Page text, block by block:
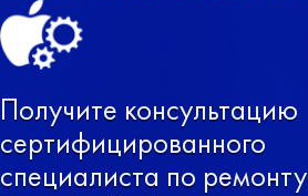
Получите консультацию
сертифицированного
специалиста по ремонту